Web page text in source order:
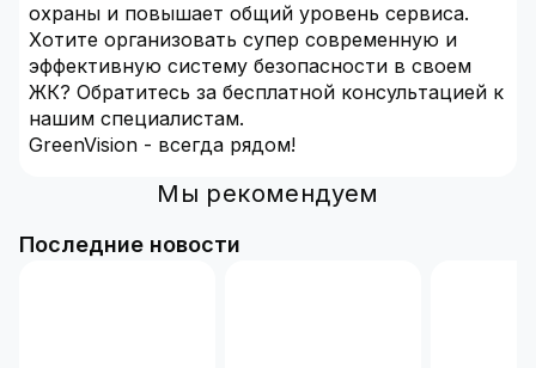
охраны и повышает общий уровень сервиса.
Хотите организовать супер современную и
эффективную систему безопасности в своем
ЖК? Обратитесь за бесплатной консультацией к
нашим специалистам.
GreenVision - всегда рядом!
Мы рекомендуем
Последние новости